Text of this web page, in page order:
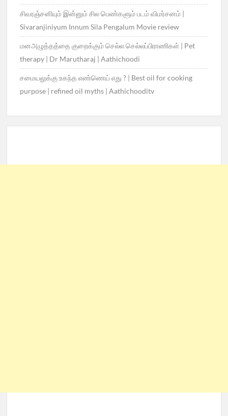
சிவரஞ்சனியும் இன்னும் சில பெண்களும் படம் விமர்சனம் |
Sivaranjiniyum Innum Sila Pengalum Movie review
மனஅழுத்தத்தை குறைக்கும் செல்ல செல்லப்பிராணிகள் | Pet
therapy | Dr Marutharaj | Aathichoodi
சமையலுக்கு உகந்த எண்ணெய் எது ? | Best oil for cooking
purpose | refined oil myths | Aathichooditv